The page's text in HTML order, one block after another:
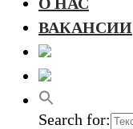
ВАКАНСИИ
Search for: